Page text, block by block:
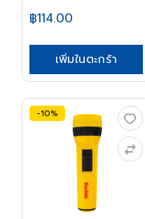
฿114.00
เพิ่มในตะกร้า
-10%